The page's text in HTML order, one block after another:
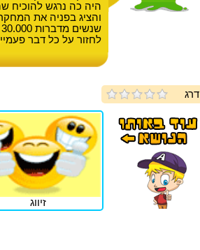
היה כה נרגש להוכיח
לחזור על כל דבר
דרג
זיווג